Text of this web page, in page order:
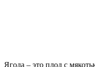
Ягода – это плод с